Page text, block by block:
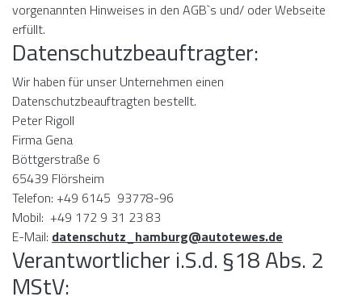
vorgenannten Hinweises in den AGB`s und/ oder Webseite
erfüllt.
Datenschutzbeauftragter:
Wir haben für unser Unternehmen einen
Datenschutzbeauftragten bestellt.
Peter Rigoll
Firma Gena
Böttgerstraße 6
65439 Flörsheim
Telefon: +49 6145 93778-96
Mobil: +49 172 9 31 23 83
E-Mail: datenschutz_hamburg@autotewes.de
Verantwortlicher i.S.d. §18 Abs. 2
MStV: